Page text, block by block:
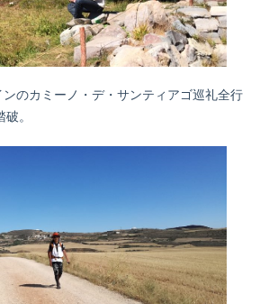
のカミーノ・デ・サンティアゴ巡礼全行
。